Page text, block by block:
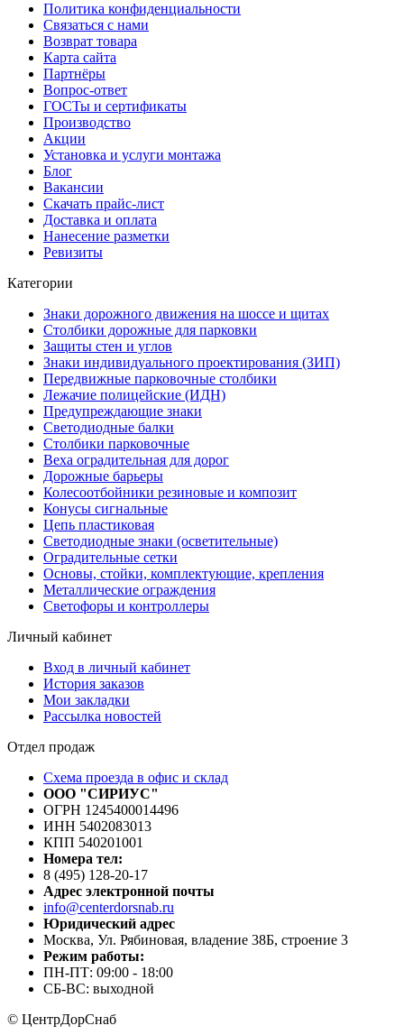
Политика конфиденциальности
Связаться с нами
Возврат товара
Карта сайта
Партнёры
Вопрос-ответ
ГОСТы и сертификаты
Производство
Акции
Установка и услуги монтажа
Блог
Вакансии
Скачать прайс-лист
Доставка и оплата
Нанесение разметки
Ревизиты
Категории
Знаки дорожного движения на шоссе и щитах
Столбики дорожные для парковки
Защиты стен и углов
Знаки индивидуального проектирования (ЗИП)
Передвижные парковочные столбики
Лежачие полицейские (ИДН)
Предупреждающие знаки
Светодиодные балки
Столбики парковочные
Веха оградительная для дорог
Дорожные барьеры
Колесоотбойники резиновые и композит
Конусы сигнальные
Цепь пластиковая
Светодиодные знаки (осветительные)
Оградительные сетки
Основы, стойки, комплектующие, крепления
Металлические ограждения
Светофоры и контроллеры
Личный кабинет
Вход в личный кабинет
История заказов
Мои закладки
Рассылка новостей
Отдел продаж
Схема проезда в офис и склад
ООО "СИРИУС"
ОГРН 1245400014496
ИНН 5402083013
КПП 540201001
Номера тел:
8 (495) 128-20-17
Адрес электронной почты
info@centerdorsnab.ru
Юридический адрес
Москва, Ул. Рябиновая, владение 38Б, строение 3
Режим работы:
ПН-ПТ: 09:00 - 18:00
СБ-ВС: выходной
© ЦентрДорСнаб